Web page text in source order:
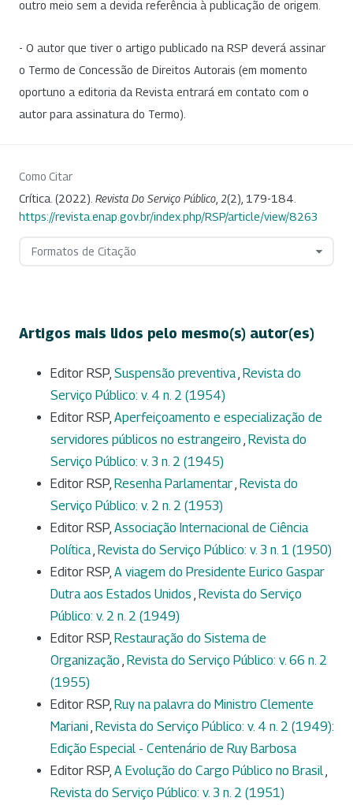
outro meio sem a devida referência à publicação de origem.
- O autor que tiver o artigo publicado na RSP deverá assinar
o Termo de Concessão de Direitos Autorais (em momento
oportuno a editoria da Revista entrará em contato com o
autor para assinatura do Termo).
Como Citar
Crítica. (2022). Revista Do Serviço Público 2(2), 179-184.
https://revista.enap.gov.br/index.php/RSP/article/view/8263
Formatos de Citação
Artigos mais lidos pelo mesmo(s) autor(es)
Editor RSP, Suspensão preventiva, Revista do
Serviço Público: v. 4 n. 2 (1954)
Editor RSP, Aperfeiçoamento e especialização de
servidores públicos no estrangeiro , Revista do
Serviço Público: v. 3 n. 2 (1945)
Editor RSP, Resenha Parlamentar, Revista do
Serviço Público: v. 2 n. 2 (1953)
Editor RSP, Associação Internacional de Ciência
Política, Revista do Serviço Público: v. 3 n. 1 (1950)
Editor RSP, A viagem do Presidente Eurico Gaspar
Dutra aos Estados Unidos , Revista do Serviço
Público: v. 2 n. 2 (1949)
Editor RSP, Restauração do Sistema de
Organização , Revista do Serviço Público: v. 66 n. 2
(1955)
Editor RSP, Ruy na palavra do Ministro Clemente
Mariani, Revista do Serviço Público: v. 4 n. 2 (1949):
Edição Especial - Centenário de Ruy Barbosa
Editor RSP, A Evolução do Cargo Público no Brasil,
Revista do Serviço Público: v. 3 n. 2 (1951)